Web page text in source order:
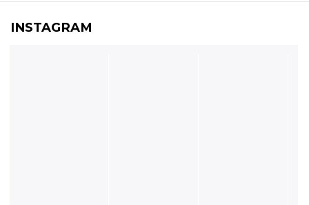
INSTAGRAM